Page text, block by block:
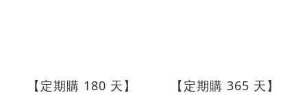
【定期購 180 天】
【定期購 365 天】